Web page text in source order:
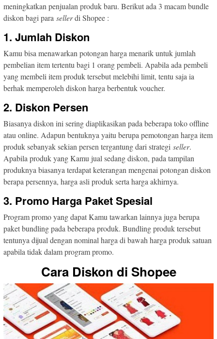
meningkatkan penjualan produk baru. Berikut ada 3 macam bundle
diskon bagi para sellerdi Shopee :
1. Jumlah Diskon
Kamu bisa menawarkan potongan harga menarik untuk jumlah
pembelian item tertentu bagi 1 orang pembeli. Apabila ada pembeli
yang membeli item produk tersebut melebihi limit, tentu saja ia
berhak memperoleh diskon harga berbentuk voucher.
2. Diskon Persen
Biasanya diskon ini sering diaplikasikan pada beberapa toko offline
atau online. Adapun bentuknya yaitu berupa pemotongan harga item
produk sebanyak sekian persen tergantung dari strategi seller.
Apabila produk yang Kamu jual sedang diskon, pada tampilan
produknya biasanya terdapat keterangan mengenai potongan diskon
berapa persennya, harga asli produk serta harga akhirnya.
3. Promo Harga Paket Spesial
Program promo yang dapat Kamu tawarkan lainnya juga berupa
paket bundling pada beberapa produk. Bundling produk tersebut
tentunya dijual dengan nominal harga di bawah harga produk satuan
apabila tidak dalam program promo.
Cara Diskon di Shopee